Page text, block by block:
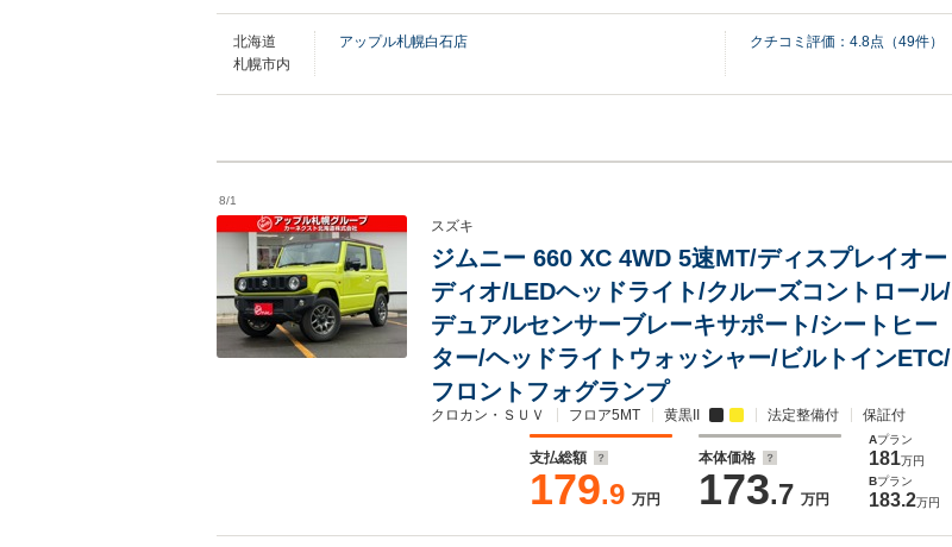
北海道
札幌市内
アップル札幌白石店 クチコミ評価： 4.8点（49件）
8/1
スズキ
ジムニー 660 XC 4WD 5速MT/ディスプレイオー
ディオ/LEDヘッドライト/クルーズコントロール/
デュアルセンサーブレーキサポート/シートヒー
ター/ヘッドライトウォッシャー/ビルトインETC/
フロントフォグランプ
クロカン・ＳＵＶ フロア5MT 黄黒II 法定整備付 保証付
支払総額
179.9 万円
本体価格
173.7 万円
Aプラン
181万円
Bプラン
183.2万円